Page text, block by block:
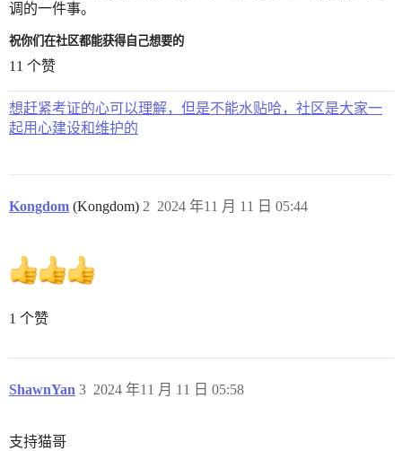
调的一件事。
祝你们在社区都能获得自己想要的
11 个赞
想赶紧考证的心可以理解，但是不能水贴哈，社区是大家一
起用心建设和维护的
Kongdom (Kongdom) 2024 年11 月 11 日 05:44
2
1 个赞
ShawnYan 2024 年11 月 11 日 05:58
3
支持猫哥